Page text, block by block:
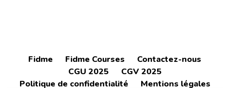
Fidme Fidme Courses
Contactez-nous
CGU 2025
CGV 2025
Politique de confidentialité
Mentions légales